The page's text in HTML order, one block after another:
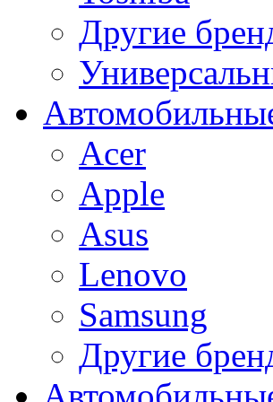
Другие
Acer
Apple
Asus
Lenovo
Samsung
Другие